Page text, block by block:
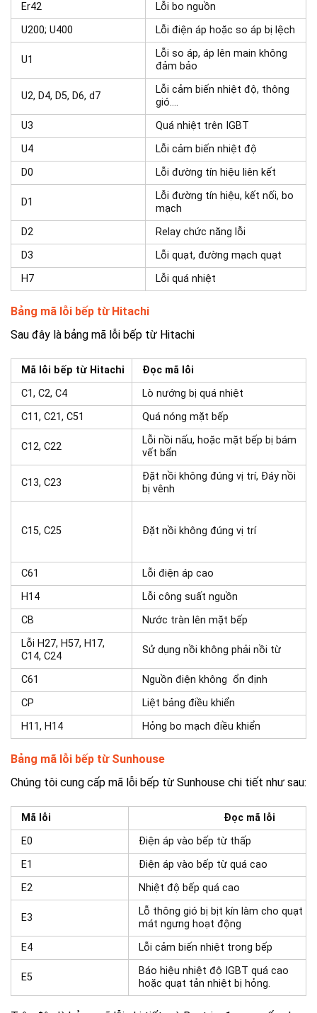
Er42
Lỗi bo nguồn
U200; U400
Lỗi điện áp hoặc so áp bị lệch
U1
Lỗi so áp, áp lên main không
đảm bảo
U2, D4, D5, D6, d7
Lỗi cảm biến nhiệt độ, thông
gió….
U3
Quá nhiệt trên IGBT
U4
Lỗi cảm biến nhiệt độ
D0
Lỗi đường tín hiệu liên kết
D1
Lỗi đường tín hiệu, kết nối, bo
mạch
D2
Relay chức năng lỗi
D3
Lỗi quạt, đường mạch quạt
H7
Lỗi quá nhiệt
Bảng mã lỗi bếp từ Hitachi
Sau đây là bảng mã lỗi bếp từ Hitachi
Mã lỗi bếp từ Hitachi
Đọc mã lỗi
C1, C2, C4
Lò nướng bị quá nhiệt
C11, C21, C51
Quá nóng mặt bếp
C12, C22
Lỗi nồi nấu, hoặc mặt bếp bị bám
vết bẩn
C13, C23
Đặt nồi không đúng vị trí, Đáy nồi
bị vênh
C15, C25 Đặt nồi không đúng vị trí
C61
Lỗi điện áp cao
H14
Lỗi công suất nguồn
CB
Nước tràn lên mặt bếp
Lỗi H27, H57, H17,
C14, C24
Sử dụng nồi không phải nồi từ
C61
Nguồn điện không ổn định
CP
Liệt bảng điều khiển
H11, H14
Hỏng bo mạch điều khiển
Bảng mã lỗi bếp từ Sunhouse
Chúng tôi cung cấp mã lỗi bếp từ Sunhouse chi tiết như sau:
Mã lỗi
Đọc mã lỗi
E0
Điện áp vào bếp từ thấp
E1
Điện áp vào bếp từ quá cao
E2
Nhiệt độ bếp quá cao
E3
Lỗ thông gió bị bịt kín làm cho quạt
mát ngưng hoạt động
E4
Lỗi cảm biến nhiệt trong bếp
E5
Báo hiệu nhiệt độ IGBT quá cao
hoặc quạt tản nhiệt bị hỏng.